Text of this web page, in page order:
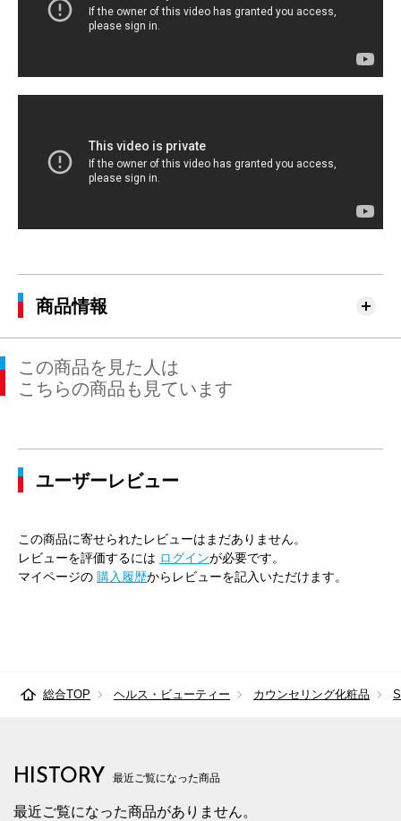
商品情報
この商品を見た人は
こちらの商品も見ています
ユーザーレビュー
この商品に寄せられたレビューはまだありません。
レビューを評価するには ログインが必要です。
マイページの 購入履歴からレビューを記入いただけます。
総合TOP ヘルス・ビューティー カウンセリング化粧品
HISTORY 最近ご覧になった商品
最近ご覧になった商品がありません。